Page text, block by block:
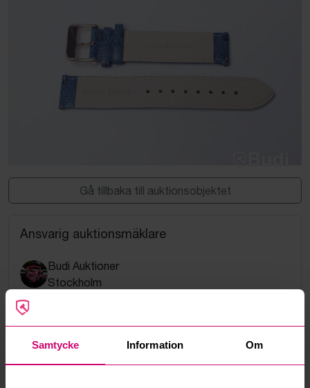
Samtycke Information Om
Gå tillbaka till auktionsobjektet
Ansvarig auktionsmäklare
Budi Auktioner
Stockholm
08-20 65 55
hello@budi.se